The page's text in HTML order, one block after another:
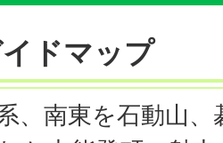
ドマップ
、南東を石動山